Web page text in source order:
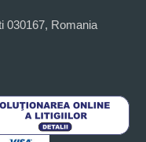
030167, Romania